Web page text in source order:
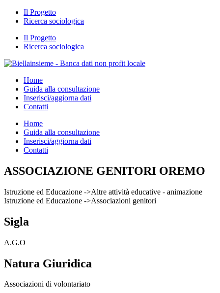
Il Progetto
Ricerca sociologica
Il Progetto
Ricerca sociologica
Home
Guida alla consultazione
Inserisci/aggiorna dati
Contatti
Home
Guida alla consultazione
Inserisci/aggiorna dati
Contatti
ASSOCIAZIONE GENITORI OREMO
Istruzione ed Educazione ->Altre attività educative - animazione
Istruzione ed Educazione ->Associazioni genitori
Sigla
A.G.O
Natura Giuridica
Associazioni di volontariato